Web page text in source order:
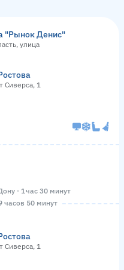
"Рынок Денис"
улица
Сиверса, 1
· 1 час 30 минут
часов 50 минут
Сиверса, 1